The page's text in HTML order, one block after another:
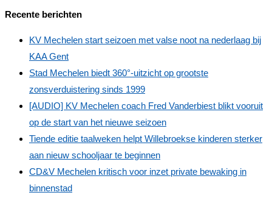
Recente berichten
KV Mechelen start seizoen met valse noot na nederlaag bij
KAA Gent
Stad Mechelen biedt 360°‑uitzicht op grootste
zonsverduistering sinds 1999
[AUDIO] KV Mechelen coach Fred Vanderbiest blikt vooruit
op de start van het nieuwe seizoen
Tiende editie taalweken helpt Willebroekse kinderen sterker
aan nieuw schooljaar te beginnen
CD&V Mechelen kritisch voor inzet private bewaking in
binnenstad